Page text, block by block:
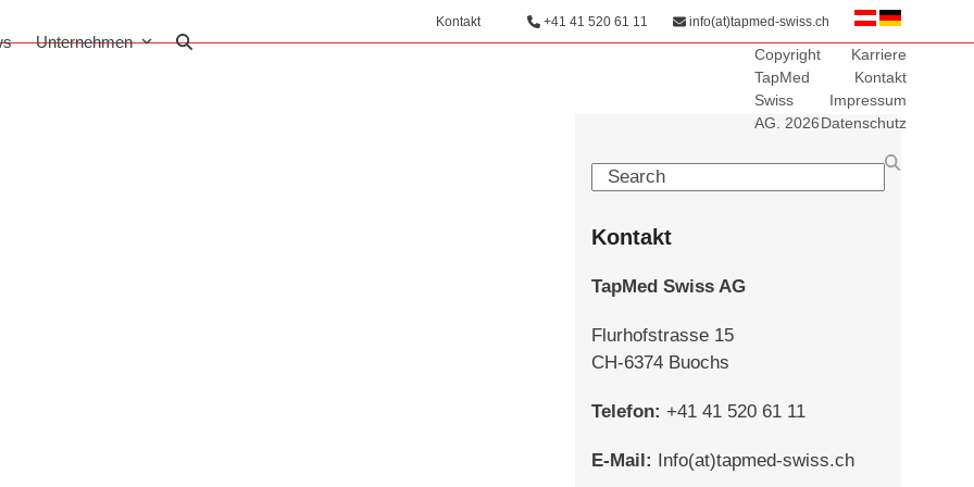
Kontakt +41 41 520 61 11 info(at)tapmed-swiss.ch
Unternehmen
Search
Kontakt
TapMed Swiss AG
Flurhofstrasse 15
CH-6374 Buochs
Telefon: +41 41 520 61 11
E-Mail: Info(at)tapmed-swiss.ch
Copyright
TapMed
Swiss
AG. 2026
Karriere
Kontakt
Impressum
Datenschutz